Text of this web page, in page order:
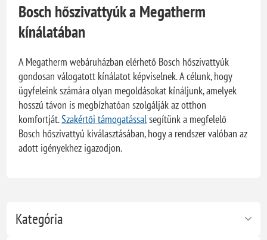
Kategória
Bosch hőszivattyúk a Megatherm
kínálatában
A Megatherm webáruházban elérhető Bosch hőszivattyúk
gondosan válogatott kínálatot képviselnek. A célunk, hogy
ügyfeleink számára olyan megoldásokat kínáljunk, amelyek
hosszú távon is megbízhatóan szolgálják az otthon
komfortját.Szakértői támogatássalsegítünk a megfelelő
Bosch hőszivattyú kiválasztásában, hogy a rendszer valóban az
adott igényekhez igazodjon.